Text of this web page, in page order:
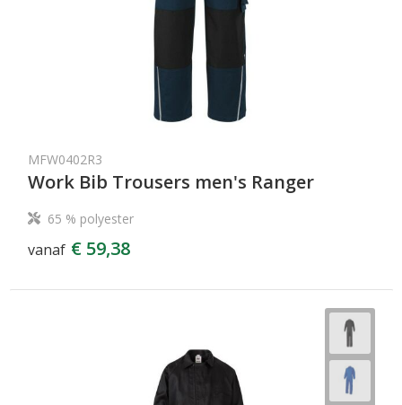
MFW0402R3
Work Bib Trousers men's Ranger
65 % polyester
vanaf € 59,38